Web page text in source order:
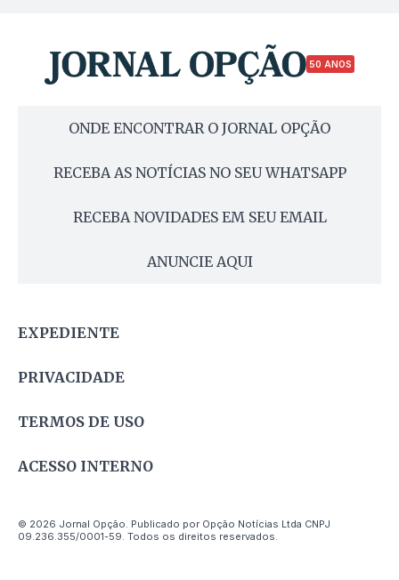
50 ANOS
ONDE ENCONTRAR O JORNAL OPÇÃO
RECEBA AS NOTÍCIAS NO SEU WHATSAPP
RECEBA NOVIDADES EM SEU EMAIL
ANUNCIE AQUI
EXPEDIENTE
PRIVACIDADE
TERMOS DE USO
ACESSO INTERNO
© 2026 Jornal Opção. Publicado por Opção Notícias Ltda CNPJ
09.236.355/0001-59. Todos os direitos reservados.